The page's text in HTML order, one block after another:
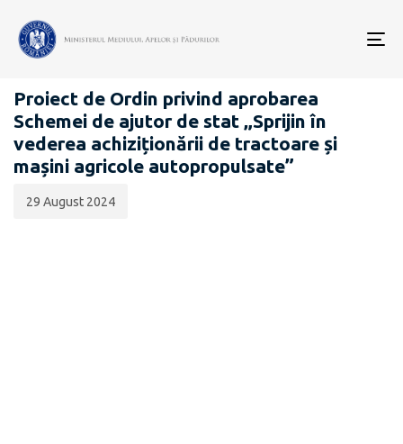
PROIECTE ACTE NORMATIVE
Proiect de Ordin privind aprobarea
Schemei de ajutor de stat „Sprijin în
vederea achiziționării de tractoare și
mașini agricole autopropulsate”
publicării:
29 August 2024